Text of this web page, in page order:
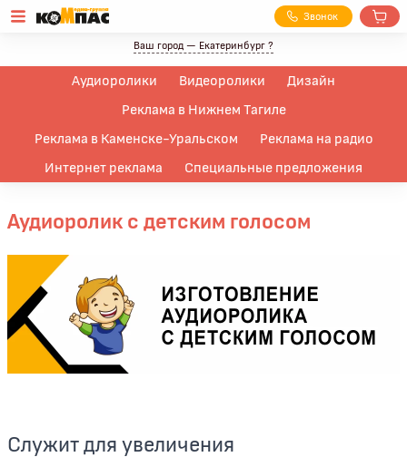
Звонок
Ваш город — Екатеринбург ?
Аудиоролики Видеоролики
Дизайн
Реклама в Нижнем Тагиле
Реклама в Каменске-Уральском
Реклама на радио
Интернет реклама
Специальные предложения
Аудиоролик с детским голосом
Служит для увеличения